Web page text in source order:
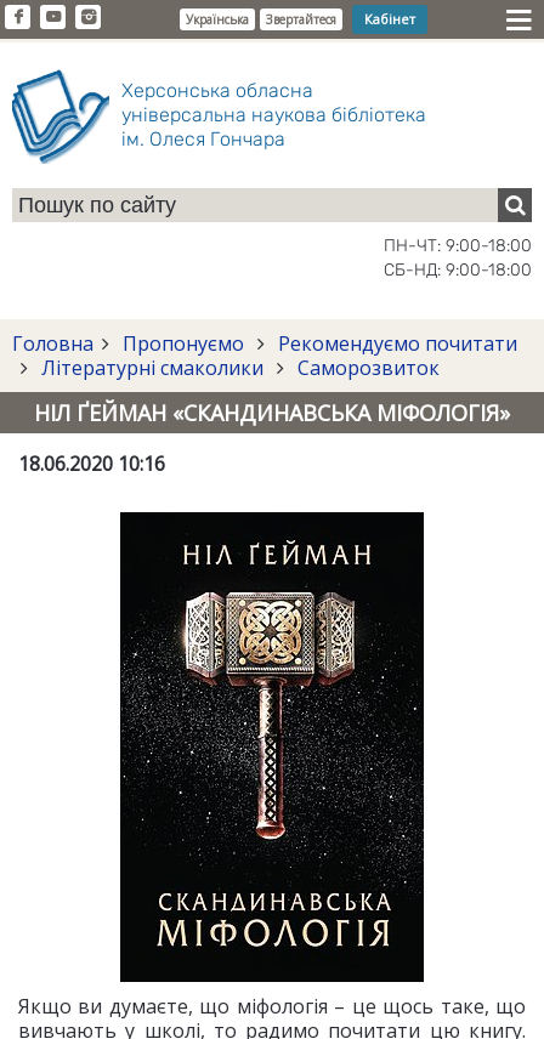
Українська Звертайтеся Кабінет
Херсонська обласна
універсальна наукова бібліотека
ім. Олеся Гончара
ПН-ЧТ: 9:00-18:00
СБ-НД: 9:00-18:00
Головна Пропонуємо
Рекомендуємо почитати
Літературні смаколики
Саморозвиток
НІЛ ҐЕЙМАН «СКАНДИНАВСЬКА МІФОЛОГІЯ»
18.06.2020 10:16
Якщо ви думаєте, що міфологія – це щось таке, що
вивчають у школі, то радимо почитати цю книгу.